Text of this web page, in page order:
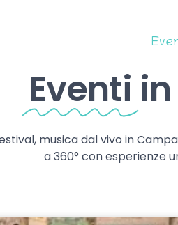
Eventi
musica dal vivo in
a 360° con esperienze